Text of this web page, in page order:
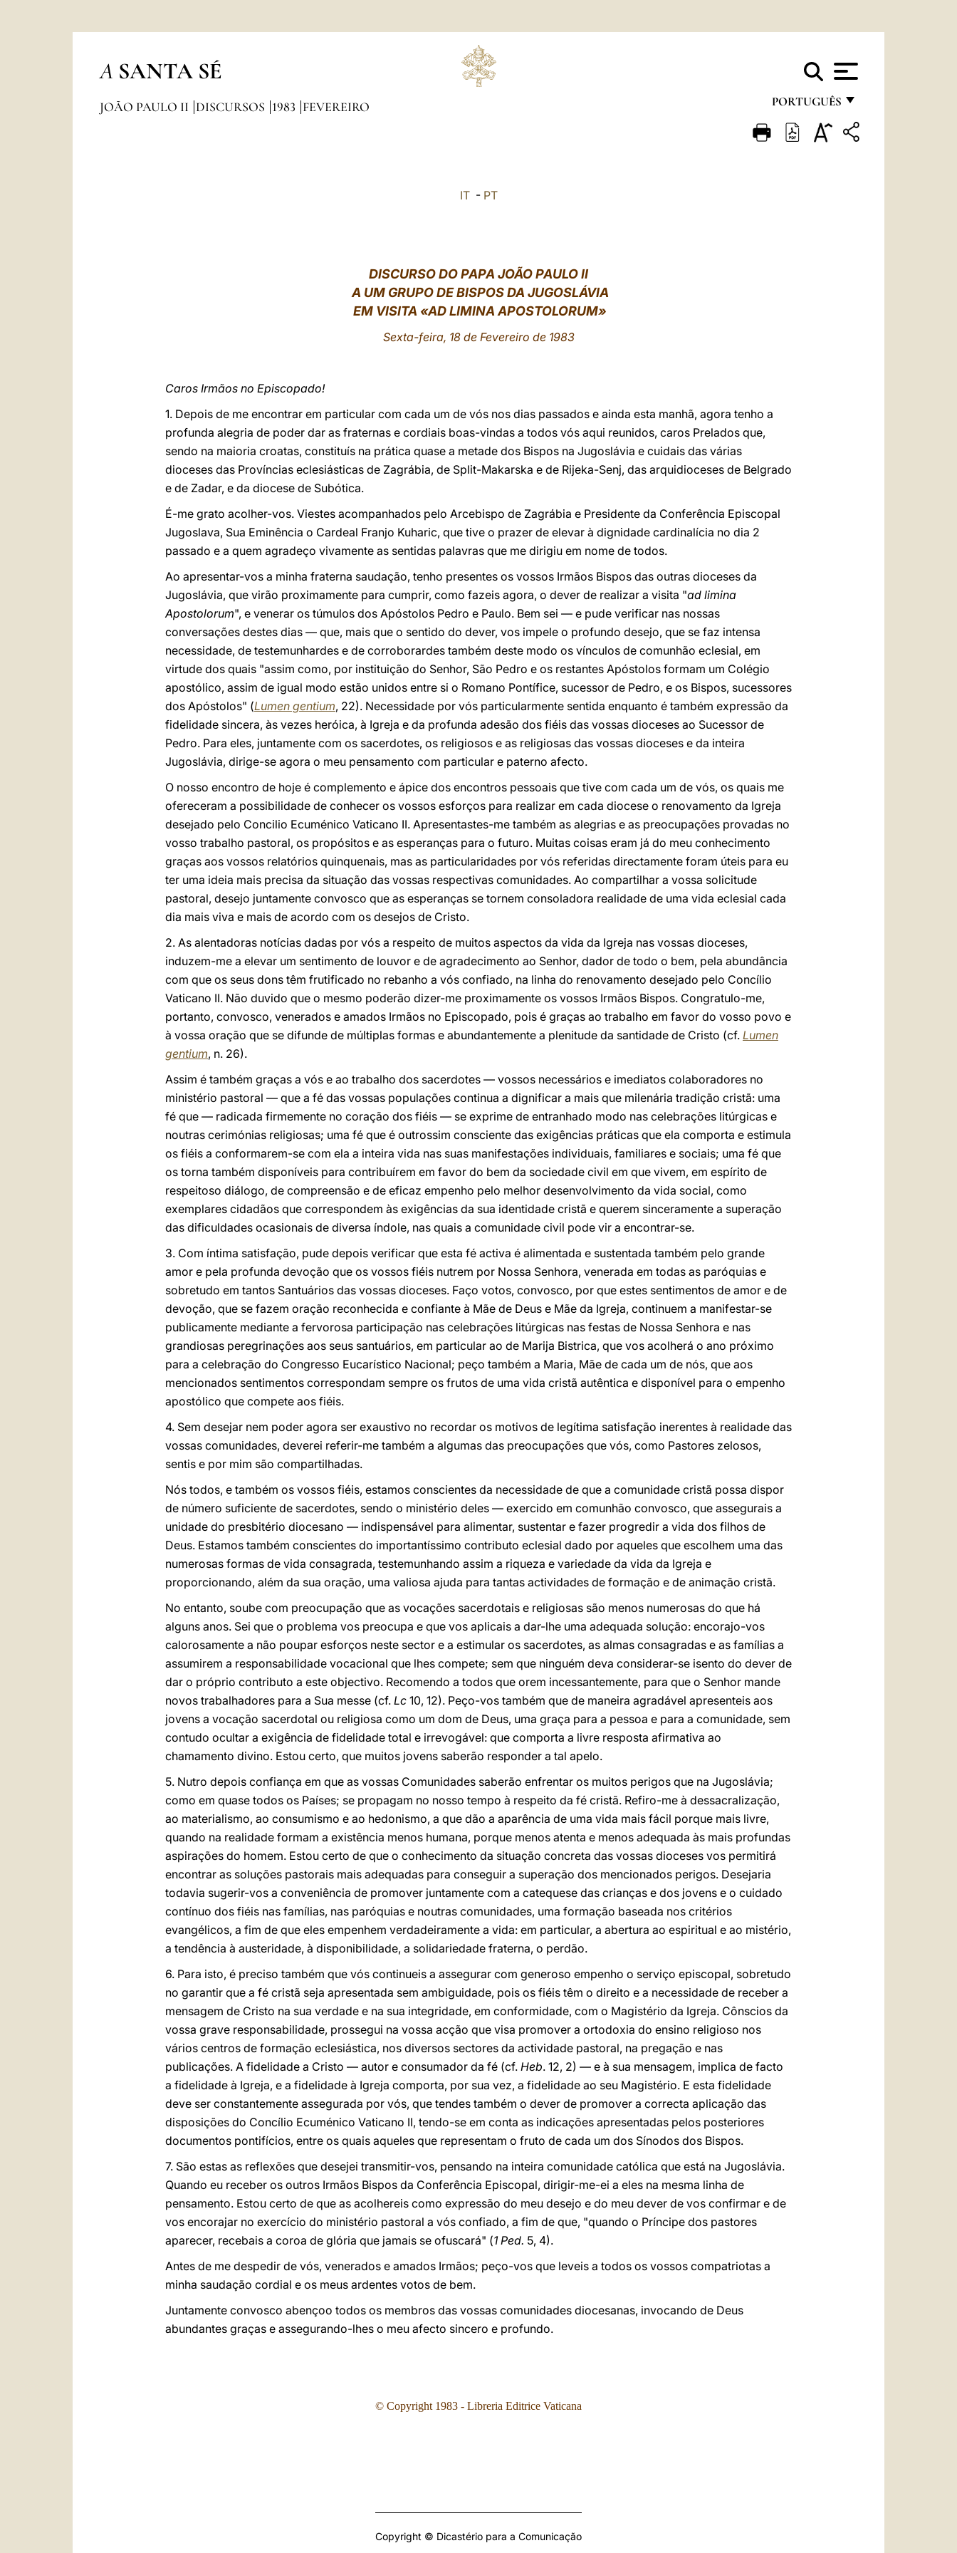
A SANTA SÉ
PORTUGUÊS
FRANÇAIS
JOÃO PAULO II DISCURSOS 1983 FEVEREIRO
IT- PT
DISCURSO DO PAPA JOÃO PAULO II
A UM GRUPO DE BISPOS DA JUGOSLÁVIA
EM VISITA «AD LIMINA APOSTOLORUM»
Sexta-feira, 18 de Fevereiro de 1983
Caros Irmãos no Episcopado!
1. Depois de me encontrar em particular com cada um de vós nos dias passados e ainda esta manhã, agora tenho a
profunda alegria de poder dar as fraternas e cordiais boas-vindas a todos vós aqui reunidos, caros Prelados que,
sendo na maioria croatas, constituís na prática quase a metade dos Bispos na Jugoslávia e cuidais das várias
dioceses das Províncias eclesiásticas de Zagrábia, de Split-Makarska e de Rijeka-Senj, das arquidioceses de Belgrado
e de Zadar, e da diocese de Subótica.
É-me grato acolher-vos. Viestes acompanhados pelo Arcebispo de Zagrábia e Presidente da Conferência Episcopal
Jugoslava, Sua Eminência o Cardeal Franjo Kuharic, que tive o prazer de elevar à dignidade cardinalícia no dia 2
passado e a quem agradeço vivamente as sentidas palavras que me dirigiu em nome de todos.
Ao apresentar-vos a minha fraterna saudação, tenho presentes os vossos Irmãos Bispos das outras dioceses da
Jugoslávia, que virão proximamente para cumprir, como fazeis agora, o dever de realizar a visita "ad limina
Apostolorum", e venerar os túmulos dos Apóstolos Pedro e Paulo. Bem sei — e pude verificar nas nossas
conversações destes dias — que, mais que o sentido do dever, vos impele o profundo desejo, que se faz intensa
necessidade, de testemunhardes e de corroborardes também deste modo os vínculos de comunhão eclesial, em
virtude dos quais "assim como, por instituição do Senhor, São Pedro e os restantes Apóstolos formam um Colégio
apostólico, assim de igual modo estão unidos entre si o Romano Pontífice, sucessor de Pedro, e os Bispos, sucessores
dos Apóstolos" (Lumen gentium, 22). Necessidade por vós particularmente sentida enquanto é também expressão da
fidelidade sincera, às vezes heróica, à Igreja e da profunda adesão dos fiéis das vossas dioceses ao Sucessor de
Pedro. Para eles, juntamente com os sacerdotes, os religiosos e as religiosas das vossas dioceses e da inteira
Jugoslávia, dirige-se agora o meu pensamento com particular e paterno afecto.
O nosso encontro de hoje é complemento e ápice dos encontros pessoais que tive com cada um de vós, os quais me
ofereceram a possibilidade de conhecer os vossos esforços para realizar em cada diocese o renovamento da Igreja
desejado pelo Concilio Ecuménico Vaticano II. Apresentastes-me também as alegrias e as preocupações provadas no
vosso trabalho pastoral, os propósitos e as esperanças para o futuro. Muitas coisas eram já do meu conhecimento
graças aos vossos relatórios quinquenais, mas as particularidades por vós referidas directamente foram úteis para eu
ter uma ideia mais precisa da situação das vossas respectivas comunidades. Ao compartilhar a vossa solicitude
pastoral, desejo juntamente convosco que as esperanças se tornem consoladora realidade de uma vida eclesial cada
dia mais viva e mais de acordo com os desejos de Cristo.
2. As alentadoras notícias dadas por vós a respeito de muitos aspectos da vida da Igreja nas vossas dioceses,
induzem-me a elevar um sentimento de louvor e de agradecimento ao Senhor, dador de todo o bem, pela abundância
com que os seus dons têm frutificado no rebanho a vós confiado, na linha do renovamento desejado pelo Concílio
Vaticano II. Não duvido que o mesmo poderão dizer-me proximamente os vossos Irmãos Bispos. Congratulo-me,
portanto, convosco, venerados e amados Irmãos no Episcopado, pois é graças ao trabalho em favor do vosso povo e
à vossa oração que se difunde de múltiplas formas e abundantemente a plenitude da santidade de Cristo (cf. Lumen
gentium, n. 26).
Assim é também graças a vós e ao trabalho dos sacerdotes — vossos necessários e imediatos colaboradores no
ministério pastoral — que a fé das vossas populações continua a dignificar a mais que milenária tradição cristã: uma
fé que — radicada firmemente no coração dos fiéis — se exprime de entranhado modo nas celebrações litúrgicas e
noutras cerimónias religiosas; uma fé que é outrossim consciente das exigências práticas que ela comporta e estimula
os fiéis a conformarem-se com ela a inteira vida nas suas manifestações individuais, familiares e sociais; uma fé que
os torna também disponíveis para contribuírem em favor do bem da sociedade civil em que vivem, em espírito de
respeitoso diálogo, de compreensão e de eficaz empenho pelo melhor desenvolvimento da vida social, como
exemplares cidadãos que correspondem às exigências da sua identidade cristã e querem sinceramente a superação
das dificuldades ocasionais de diversa índole, nas quais a comunidade civil pode vir a encontrar-se.
3. Com íntima satisfação, pude depois verificar que esta fé activa é alimentada e sustentada também pelo grande
amor e pela profunda devoção que os vossos fiéis nutrem por Nossa Senhora, venerada em todas as paróquias e
sobretudo em tantos Santuários das vossas dioceses. Faço votos, convosco, por que estes sentimentos de amor e de
devoção, que se fazem oração reconhecida e confiante à Mãe de Deus e Mãe da Igreja, continuem a manifestar-se
publicamente mediante a fervorosa participação nas celebrações litúrgicas nas festas de Nossa Senhora e nas
grandiosas peregrinações aos seus santuários, em particular ao de Marija Bistrica, que vos acolherá o ano próximo
para a celebração do Congresso Eucarístico Nacional; peço também a Maria, Mãe de cada um de nós, que aos
mencionados sentimentos correspondam sempre os frutos de uma vida cristã autêntica e disponível para o empenho
apostólico que compete aos fiéis.
4. Sem desejar nem poder agora ser exaustivo no recordar os motivos de legítima satisfação inerentes à realidade das
vossas comunidades, deverei referir-me também a algumas das preocupações que vós, como Pastores zelosos,
sentis e por mim são compartilhadas.
Nós todos, e também os vossos fiéis, estamos conscientes da necessidade de que a comunidade cristã possa dispor
de número suficiente de sacerdotes, sendo o ministério deles — exercido em comunhão convosco, que assegurais a
unidade do presbitério diocesano — indispensável para alimentar, sustentar e fazer progredir a vida dos filhos de
Deus. Estamos também conscientes do importantíssimo contributo eclesial dado por aqueles que escolhem uma das
numerosas formas de vida consagrada, testemunhando assim a riqueza e variedade da vida da Igreja e
proporcionando, além da sua oração, uma valiosa ajuda para tantas actividades de formação e de animação cristã.
No entanto, soube com preocupação que as vocações sacerdotais e religiosas são menos numerosas do que há
alguns anos. Sei que o problema vos preocupa e que vos aplicais a dar-lhe uma adequada solução: encorajo-vos
calorosamente a não poupar esforços neste sector e a estimular os sacerdotes, as almas consagradas e as famílias a
assumirem a responsabilidade vocacional que lhes compete; sem que ninguém deva considerar-se isento do dever de
dar o próprio contributo a este objectivo. Recomendo a todos que orem incessantemente, para que o Senhor mande
novos trabalhadores para a Sua messe (cf. Lc 10, 12). Peço-vos também que de maneira agradável apresenteis aos
jovens a vocação sacerdotal ou religiosa como um dom de Deus, uma graça para a pessoa e para a comunidade, sem
contudo ocultar a exigência de fidelidade total e irrevogável: que comporta a livre resposta afirmativa ao
chamamento divino. Estou certo, que muitos jovens saberão responder a tal apelo.
5. Nutro depois confiança em que as vossas Comunidades saberão enfrentar os muitos perigos que na Jugoslávia;
como em quase todos os Países; se propagam no nosso tempo à respeito da fé cristã. Refiro-me à dessacralização,
ao materialismo, ao consumismo e ao hedonismo, a que dão a aparência de uma vida mais fácil porque mais livre,
quando na realidade formam a existência menos humana, porque menos atenta e menos adequada às mais profundas
aspirações do homem. Estou certo de que o conhecimento da situação concreta das vossas dioceses vos permitirá
encontrar as soluções pastorais mais adequadas para conseguir a superação dos mencionados perigos. Desejaria
todavia sugerir-vos a conveniência de promover juntamente com a catequese das crianças e dos jovens e o cuidado
contínuo dos fiéis nas famílias, nas paróquias e noutras comunidades, uma formação baseada nos critérios
evangélicos, a fim de que eles empenhem verdadeiramente a vida: em particular, a abertura ao espiritual e ao mistério,
a tendência à austeridade, à disponibilidade, a solidariedade fraterna, o perdão.
6. Para isto, é preciso também que vós continueis a assegurar com generoso empenho o serviço episcopal, sobretudo
no garantir que a fé cristã seja apresentada sem ambiguidade, pois os fiéis têm o direito e a necessidade de receber a
mensagem de Cristo na sua verdade e na sua integridade, em conformidade, com o Magistério da Igreja. Cônscios da
vossa grave responsabilidade, prossegui na vossa acção que visa promover a ortodoxia do ensino religioso nos
vários centros de formação eclesiástica, nos diversos sectores da actividade pastoral, na pregação e nas
publicações. A fidelidade a Cristo — autor e consumador da fé (cf. Heb. 12, 2) — e à sua mensagem, implica de facto
a fidelidade à Igreja, e a fidelidade à Igreja comporta, por sua vez, a fidelidade ao seu Magistério. E esta fidelidade
deve ser constantemente assegurada por vós, que tendes também o dever de promover a correcta aplicação das
disposições do Concílio Ecuménico Vaticano II, tendo-se em conta as indicações apresentadas pelos posteriores
documentos pontifícios, entre os quais aqueles que representam o fruto de cada um dos Sínodos dos Bispos.
7. São estas as reflexões que desejei transmitir-vos, pensando na inteira comunidade católica que está na Jugoslávia.
Quando eu receber os outros Irmãos Bispos da Conferência Episcopal, dirigir-me-ei a eles na mesma linha de
pensamento. Estou certo de que as acolhereis como expressão do meu desejo e do meu dever de vos confirmar e de
vos encorajar no exercício do ministério pastoral a vós confiado, a fim de que, "quando o Príncipe dos pastores
aparecer, recebais a coroa de glória que jamais se ofuscará" (1 Ped. 5, 4).
Antes de me despedir de vós, venerados e amados Irmãos; peço-vos que leveis a todos os vossos compatriotas a
minha saudação cordial e os meus ardentes votos de bem.
Juntamente convosco abençoo todos os membros das vossas comunidades diocesanas, invocando de Deus
abundantes graças e assegurando-lhes o meu afecto sincero e profundo.
© Copyright 1983 - Libreria Editrice Vaticana
Copyright © Dicastério para a Comunicação